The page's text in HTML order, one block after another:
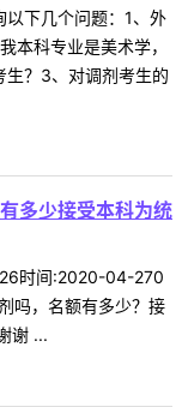
下几个问题：1、外
本科专业是美术学，
生？3、对调剂考生的
多少接受本科为统
时间:2020-04-270
吗，名额有多少？接
谢 ...